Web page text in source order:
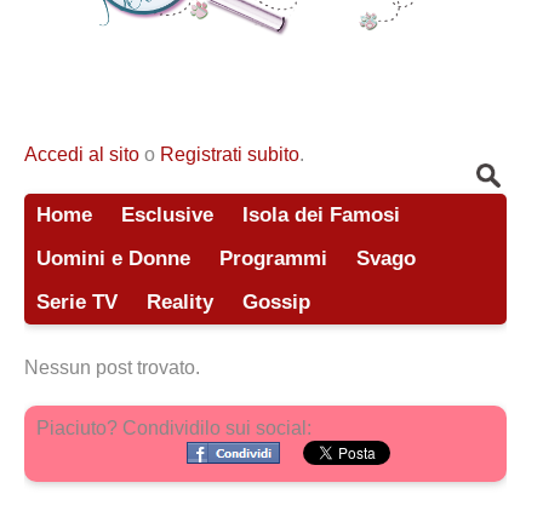
Accedi al sito o Registrati subito.
Home Esclusive
Isola dei Famosi
Uomini e Donne
Programmi
Svago
Serie TV
Reality Gossip
Nessun post trovato.
Piaciuto? Condividilo sui social: